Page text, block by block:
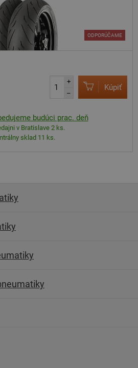
ODPORÚČAME
+
–
Kúpiť
budúci prac. deň
v Bratislave 2 ks.
sklad 11 ks.